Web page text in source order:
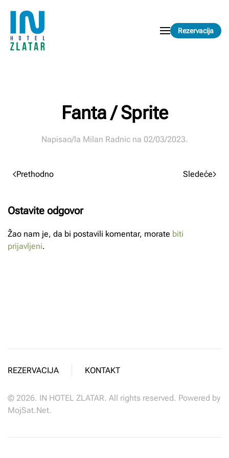
Skip to main content Rezervacija
Fanta / Sprite
Napisao/la Milan Radnicna 02/03/2023.
Prethodno Sledeće
Ostavite odgovor
Žao nam je, da bi postavili komentar, morate biti
prijavljeni.
REZERVACIJA KONTAKT
© 2026. IN HOTEL ZLATAR. All rights reserved. Powered by
MojSat.Net.